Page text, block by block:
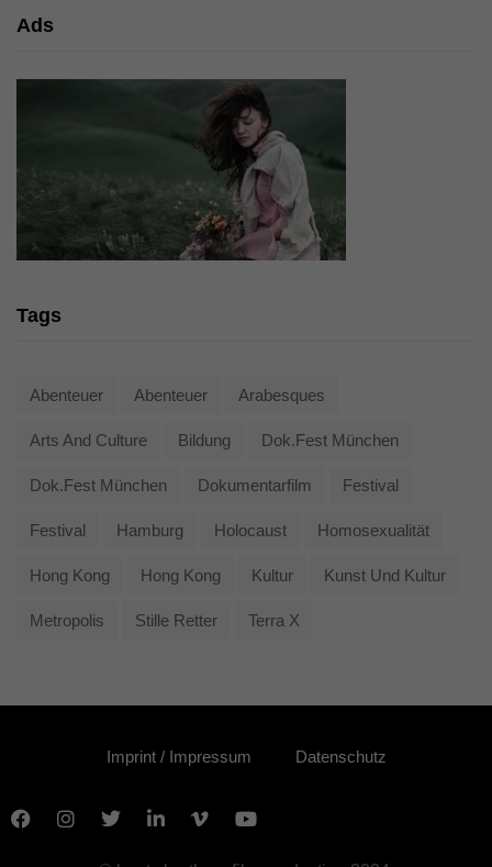
Ads
Tags
Abenteuer Abenteuer Arabesques
Arts And Culture Bildung Dok.fest München
Dok.fest München Dokumentarfilm Festival
Festival Hamburg Holocaust Homosexualität
Hong Kong Hong Kong Kultur Kunst Und Kultur
Metropolis Stille Retter Terra X
Imprint / Impressum Datenschutz